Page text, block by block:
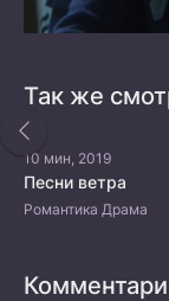
Так же
10 мин, 2019
Песни ветра
Романтика Драма